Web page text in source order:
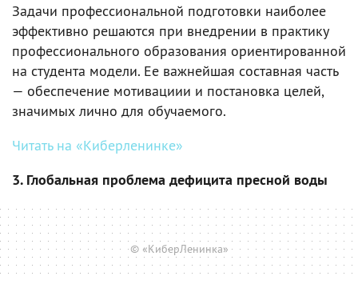
Задачи профессиональной подготовки наиболее
эффективно решаются при внедрении в практику
профессионального образования ориентированной
на студента модели. Ее важнейшая составная часть
— обеспечение мотивациии и постановка целей,
значимых лично для обучаемого.
Читать на «Киберленинке»
3. Глобальная проблема дефицита пресной воды
© «КиберЛенинка»